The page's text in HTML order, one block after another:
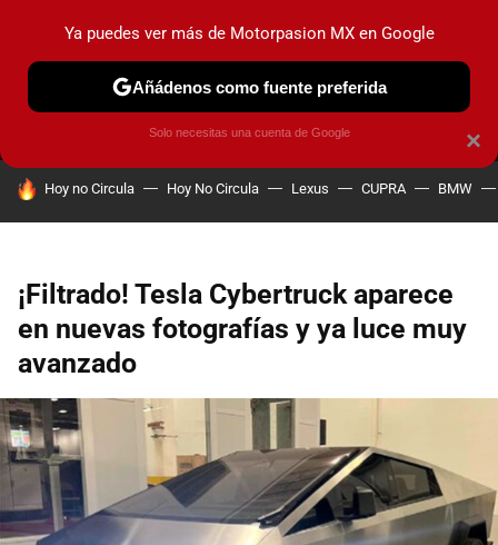
MENÚ NUEVO
INDUSTRIA HOY NO CIRCULA
HOY SE HABLA DE
Hoy no Circula Hoy No Circula Lexus CUPRA BMW
¡Filtrado! Tesla Cybertruck aparece
en nuevas fotografías y ya luce muy
avanzado
×
Ya puedes ver más de Motorpasion MX en Google
Añádenos como fuente preferida
Solo necesitas una cuenta de Google